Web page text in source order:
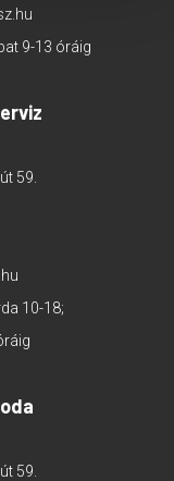
9-13 óráig
59.
10-18;
59.